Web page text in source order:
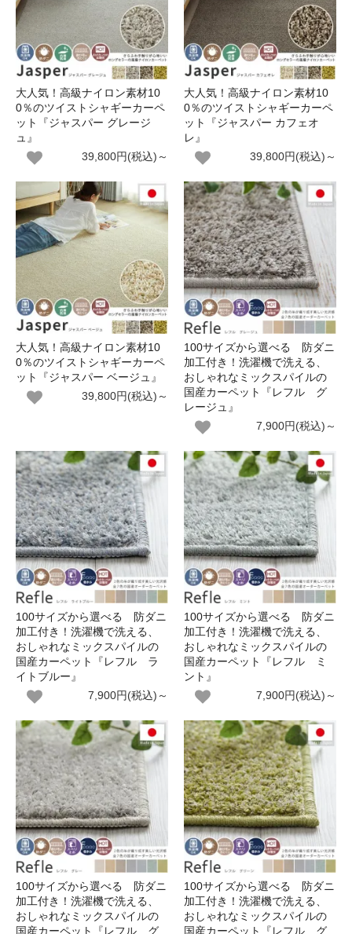
大人気！高級ナイロン素材10
0％のツイストシャギーカーペ
ット『ジャスパー グレージ
ュ』
39,800円(税込)～
大人気！高級ナイロン素材10
0％のツイストシャギーカーペ
ット『ジャスパー カフェオ
レ』
39,800円(税込)～
大人気！高級ナイロン素材10
0％のツイストシャギーカーペ
ット『ジャスパー ベージュ』
39,800円(税込)～
100サイズから選べる 防ダニ
加工付き！洗濯機で洗える、
おしゃれなミックスパイルの
国産カーペット『レフル グ
レージュ』
7,900円(税込)～
100サイズから選べる 防ダニ
加工付き！洗濯機で洗える、
おしゃれなミックスパイルの
国産カーペット『レフル ラ
イトブルー』
7,900円(税込)～
100サイズから選べる 防ダニ
加工付き！洗濯機で洗える、
おしゃれなミックスパイルの
国産カーペット『レフル ミ
ント』
7,900円(税込)～
100サイズから選べる 防ダニ
加工付き！洗濯機で洗える、
おしゃれなミックスパイルの
国産カーペット『レフル グ
100サイズから選べる 防ダニ
加工付き！洗濯機で洗える、
おしゃれなミックスパイルの
国産カーペット『レフル グ